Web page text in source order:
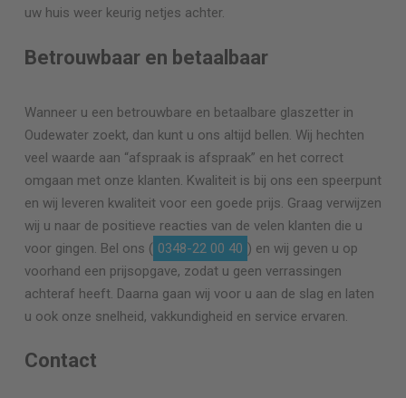
uw huis weer keurig netjes achter.
Betrouwbaar en betaalbaar
Wanneer u een betrouwbare en betaalbare glaszetter in
Oudewater zoekt, dan kunt u ons altijd bellen. Wij hechten
veel waarde aan “afspraak is afspraak” en het correct
omgaan met onze klanten. Kwaliteit is bij ons een speerpunt
en wij leveren kwaliteit voor een goede prijs. Graag verwijzen
wij u naar de positieve reacties van de velen klanten die u
voor gingen. Bel ons ( 0348-22 00 40 ) en wij geven u op
voorhand een prijsopgave, zodat u geen verrassingen
achteraf heeft. Daarna gaan wij voor u aan de slag en laten
u ook onze snelheid, vakkundigheid en service ervaren.
Contact